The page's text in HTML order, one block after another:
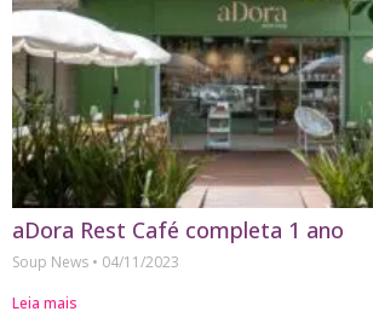
aDora Rest Café completa 1 ano
Soup News
04/11/2023
Leia mais